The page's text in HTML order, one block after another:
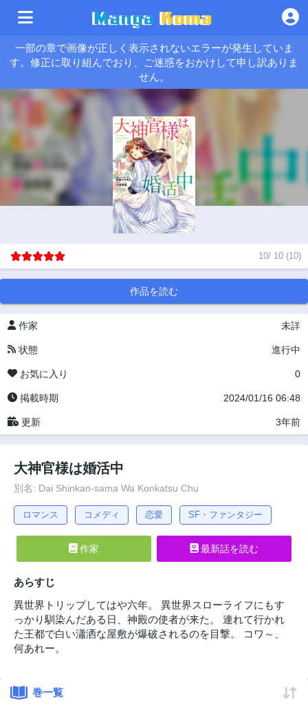
一部の章で画像が正しく表示されないエラーが発生していま
す。修正に取り組んでおり、ご迷惑をおかけして申し訳ありま
せん。
10/ 10 (10)
作品を読む
作家 未詳
状態 進行中
お気に入り 0
掲載時期 2024/01/16 06:48
更新 3年前
大神官様は婚活中
別名: Dai Shinkan-sama Wa Konkatsu Chu
ロマンス コメディ 恋愛 SF・ファンタジー
作家 最新話を読む
あらすじ
異世界トリップしてはや六年。 異世界スローライフにもす
っかり馴染んだある日、神殿の使者が来た。 連れて行かれ
た王都で白い瀟洒な屋敷が爆破されるのを目撃。 コワ～、
何あれー。
巻一覧